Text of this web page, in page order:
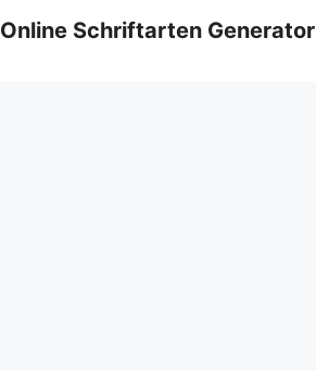
Inhalt
Online Schriftarten Generator